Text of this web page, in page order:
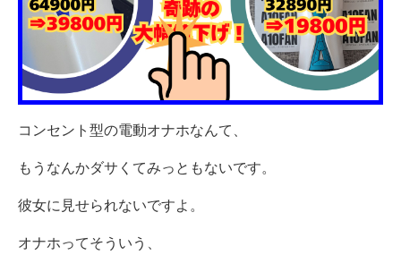
コンセント型の電動オナホなんて、
もうなんかダサくてみっともないです。
彼女に見せられないですよ。
オナホってそういう、